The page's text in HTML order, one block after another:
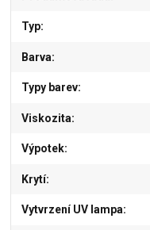
Typ
Barva
Typy barev
Viskozita
Výpotek
Krytí
Vytvrzení UV lampa